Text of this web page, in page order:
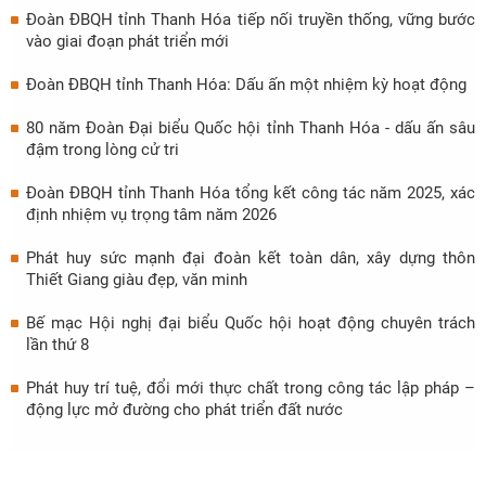
Đoàn ĐBQH tỉnh Thanh Hóa tiếp nối truyền thống, vững bước
vào giai đoạn phát triển mới
Đoàn ĐBQH tỉnh Thanh Hóa: Dấu ấn một nhiệm kỳ hoạt động
80 năm Đoàn Đại biểu Quốc hội tỉnh Thanh Hóa - dấu ấn sâu
đậm trong lòng cử tri
Đoàn ĐBQH tỉnh Thanh Hóa tổng kết công tác năm 2025, xác
định nhiệm vụ trọng tâm năm 2026
Phát huy sức mạnh đại đoàn kết toàn dân, xây dựng thôn
Thiết Giang giàu đẹp, văn minh
Bế mạc Hội nghị đại biểu Quốc hội hoạt động chuyên trách
lần thứ 8
Phát huy trí tuệ, đổi mới thực chất trong công tác lập pháp –
động lực mở đường cho phát triển đất nước